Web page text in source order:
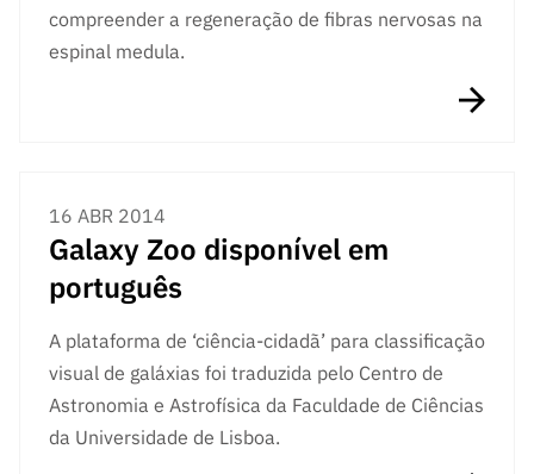
compreender a regeneração de fibras nervosas na
espinal medula.
16 ABR 2014
Galaxy Zoo disponível em
português
A plataforma de ‘ciência-cidadã’ para classificação
visual de galáxias foi traduzida pelo Centro de
Astronomia e Astrofísica da Faculdade de Ciências
da Universidade de Lisboa.